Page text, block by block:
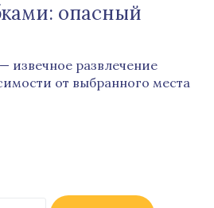
опасный
извечное развлечение
от выбранного места